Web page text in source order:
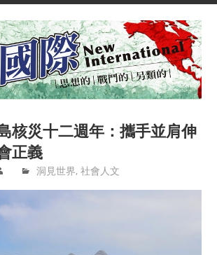
核災十二週年：攜手並肩伸
正義
洞見世界,社會人文